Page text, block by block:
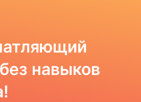
навыков